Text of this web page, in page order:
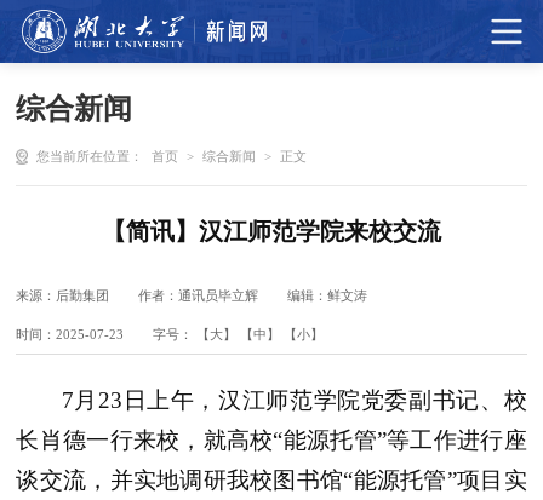
综合新闻
您当前所在位置： 首页 > 综合新闻 > 正文
【简讯】汉江师范学院来校交流
来源：后勤集团 作者：通讯员毕立辉 编辑：鲜文涛
时间：2025-07-23 字号： 【大】 【中】 【小】
7月23日上午，汉江师范学院党委副书记、校
长肖德一行来校，就高校“能源托管”等工作进行座
谈交流，并实地调研我校图书馆“能源托管”项目实